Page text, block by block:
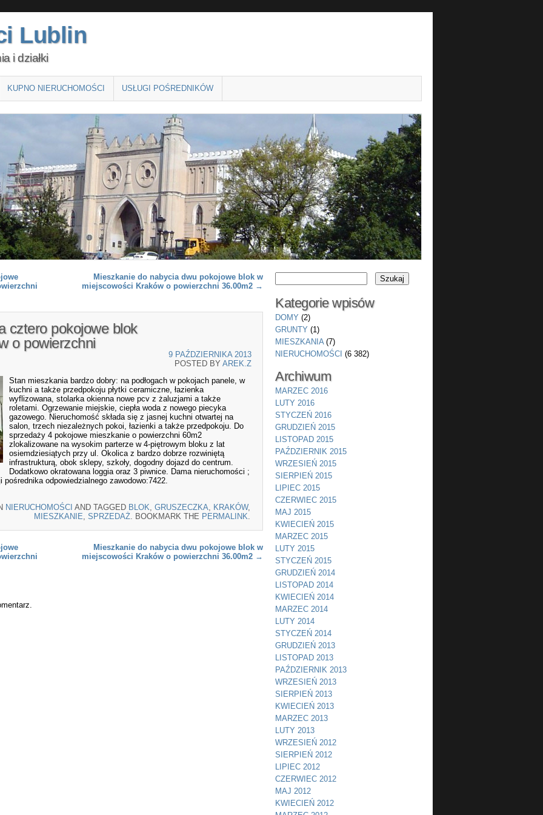
Lublin
i działki
KUPNO NIERUCHOMOŚCI USŁUGI POŚREDNIKÓW
Mieszkanie do nabycia dwu pokojowe blok w
miejscowości Kraków o powierzchni 36.00m2 →
cztero pokojowe blok
o powierzchni
9 PAŹDZIERNIKA 2013
POSTED BY AREK.Z
Stan mieszkania bardzo dobry: na podłogach w pokojach panele, w
kuchni a także przedpokoju płytki ceramiczne, łazienka
wyflizowana, stolarka okienna nowe pcv z żaluzjami a także
roletami. Ogrzewanie miejskie, ciepła woda z nowego piecyka
gazowego. Nieruchomość składa się z jasnej kuchni otwartej na
salon, trzech niezależnych pokoi, łazienki a także przedpokoju. Do
sprzedaży 4 pokojowe mieszkanie o powierzchni 60m2
zlokalizowane na wysokim parterze w 4-piętrowym bloku z lat
osiemdziesiątych przy ul. Okolica z bardzo dobrze rozwiniętą
infrastrukturą, obok sklepy, szkoły, dogodny dojazd do centrum.
Dodatkowo okratowana loggia oraz 3 piwnice. Dama nieruchomości ;
odpowiedzialnego zawodowo:7422.
NIERUCHOMOŚCI AND TAGGED BLOK GRUSZECZKA KRAKÓW,
MIESZKANIE SPRZEDAŻ . BOOKMARK THE PERMALINK
Mieszkanie do nabycia dwu pokojowe blok w
miejscowości Kraków o powierzchni 36.00m2 →
Kategorie wpisów
DOMY (2)
GRUNTY (1)
MIESZKANIA(7)
NIERUCHOMOŚCI (6 382)
Archiwum
MARZEC 2016
LUTY 2016
STYCZEŃ 2016
GRUDZIEŃ 2015
LISTOPAD 2015
PAŹDZIERNIK 2015
WRZESIEŃ 2015
SIERPIEŃ 2015
LIPIEC 2015
CZERWIEC 2015
MAJ 2015
KWIECIEŃ 2015
MARZEC 2015
LUTY 2015
STYCZEŃ 2015
GRUDZIEŃ 2014
LISTOPAD 2014
KWIECIEŃ 2014
MARZEC 2014
LUTY 2014
STYCZEŃ 2014
GRUDZIEŃ 2013
LISTOPAD 2013
PAŹDZIERNIK 2013
WRZESIEŃ 2013
SIERPIEŃ 2013
KWIECIEŃ 2013
MARZEC 2013
LUTY 2013
WRZESIEŃ 2012
SIERPIEŃ 2012
LIPIEC 2012
CZERWIEC 2012
MAJ 2012
KWIECIEŃ 2012